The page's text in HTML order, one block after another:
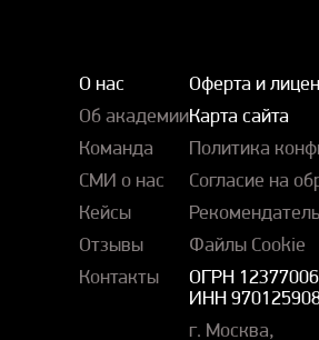
О нас
Об академии
Команда
СМИ о нас
Кейсы
Отзывы
Контакты
Оферта и
Карта сайта
Политика
Согласие на
Файлы Cookie
ОГРН
ИНН
г. Москва,